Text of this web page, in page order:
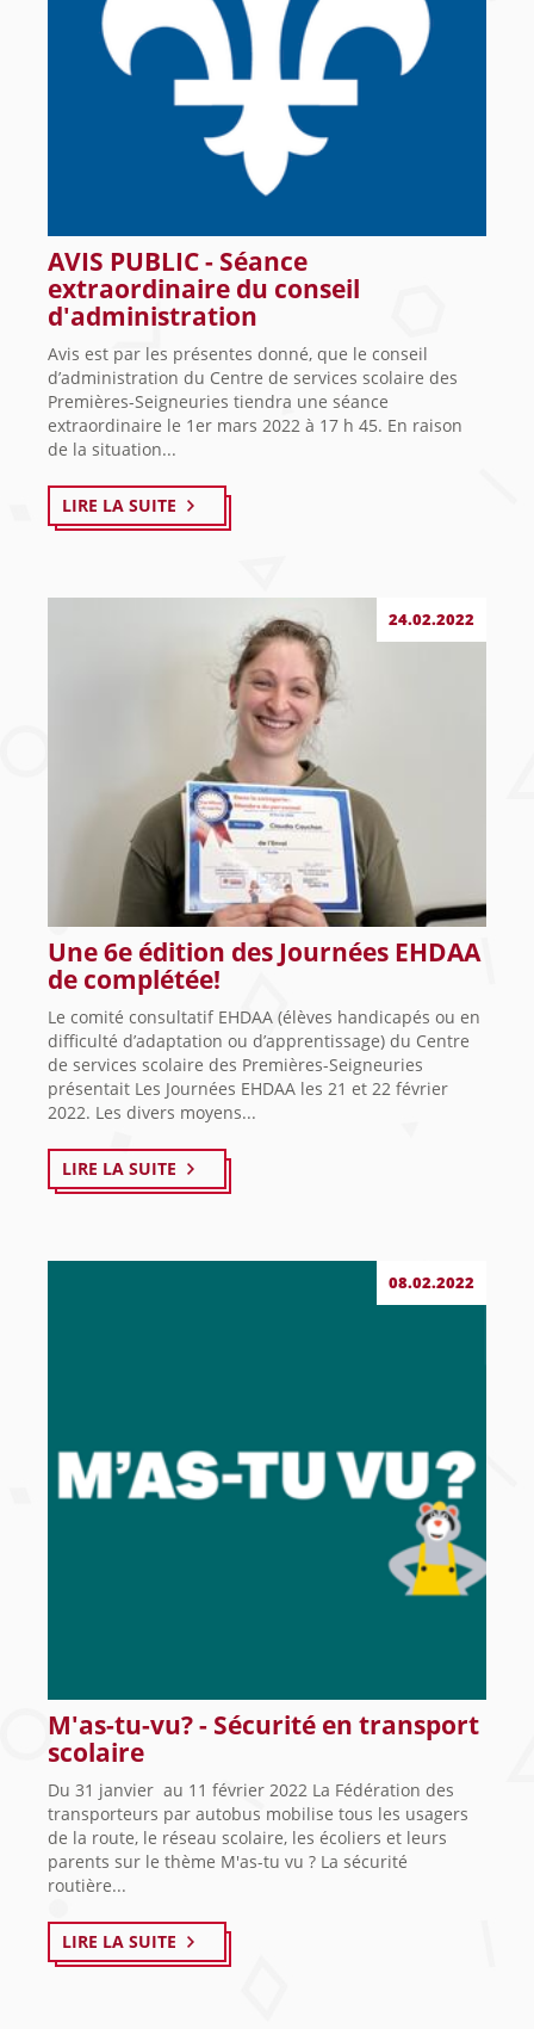
AVIS PUBLIC - Séance
extraordinaire du conseil
d'administration
Avis est par les présentes donné, que le conseil
d’administration du Centre de services scolaire des
Premières-Seigneuries tiendra une séance
extraordinaire le 1er mars 2022 à 17 h 45. En raison
de la situation...
LIRE LA SUITE
24.02.2022
Une 6e édition des Journées EHDAA
de complétée!
Le comité consultatif EHDAA (élèves handicapés ou en
difficulté d’adaptation ou d’apprentissage) du Centre
de services scolaire des Premières-Seigneuries
présentait Les Journées EHDAA les 21 et 22 février
2022. Les divers moyens...
LIRE LA SUITE
08.02.2022
M'as-tu-vu? - Sécurité en transport
scolaire
Du 31 janvier au 11 février 2022 La Fédération des
transporteurs par autobus mobilise tous les usagers
de la route, le réseau scolaire, les écoliers et leurs
parents sur le thème M'as-tu vu ? La sécurité
routière...
LIRE LA SUITE